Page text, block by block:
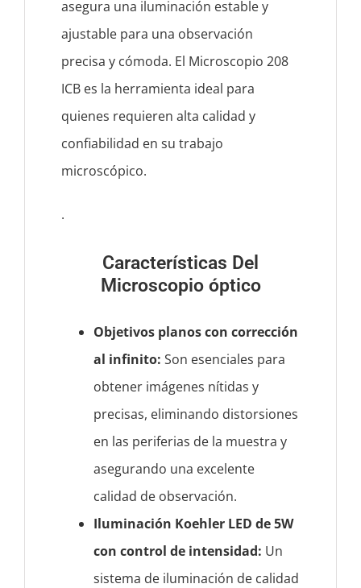
asegura una iluminación estable y
ajustable para una observación
precisa y cómoda. El Microscopio 208
ICB es la herramienta ideal para
quienes requieren alta calidad y
confiabilidad en su trabajo
microscópico.
.
Características Del
Microscopio óptico
Objetivos planos con corrección
al infinito: Son esenciales para
obtener imágenes nítidas y
precisas, eliminando distorsiones
en las periferias de la muestra y
asegurando una excelente
calidad de observación.
Iluminación Koehler LED de 5W
con control de intensidad: Un
sistema de iluminación de calidad